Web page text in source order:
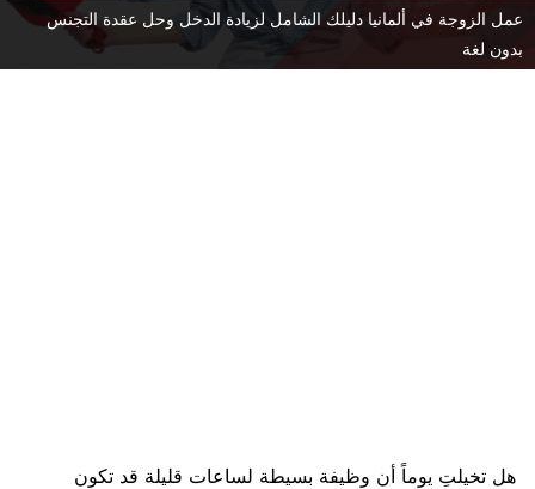
عمل الزوجة في ألمانيا دليلك الشامل لزيادة الدخل وحل عقدة التجنس
بدون لغة
هل تخيلتِ يوماً أن وظيفة بسيطة لساعات قليلة قد تكون